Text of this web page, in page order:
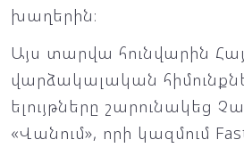
խաղերին։
Այս տարվա հունվարին
վարձակալական
ելույթները շարունակեց
«Վանում», որի կազմում